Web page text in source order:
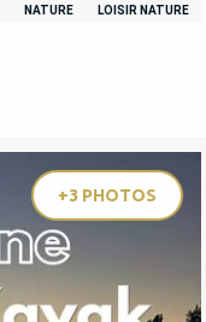
NATURE LOISIR NATURE
+3 PHOTOS